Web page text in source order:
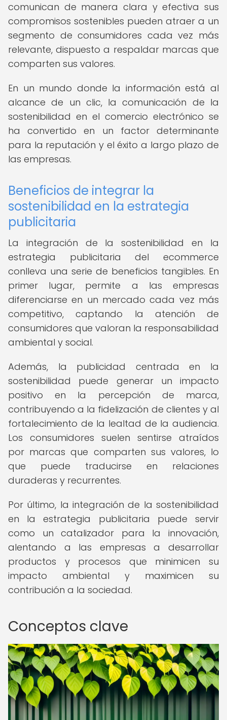
comunican de manera clara y efectiva sus
compromisos sostenibles pueden atraer a un
segmento de consumidores cada vez más
relevante, dispuesto a respaldar marcas que
comparten sus valores.
En un mundo donde la información está al
alcance de un clic, la comunicación de la
sostenibilidad en el comercio electrónico se
ha convertido en un factor determinante
para la reputación y el éxito a largo plazo de
las empresas.
Beneficios de integrar la
sostenibilidad en la estrategia
publicitaria
La integración de la sostenibilidad en la
estrategia publicitaria del ecommerce
conlleva una serie de beneficios tangibles. En
primer lugar, permite a las empresas
diferenciarse en un mercado cada vez más
competitivo, captando la atención de
consumidores que valoran la responsabilidad
ambiental y social.
Además, la publicidad centrada en la
sostenibilidad puede generar un impacto
positivo en la percepción de marca,
contribuyendo a la fidelización de clientes y al
fortalecimiento de la lealtad de la audiencia.
Los consumidores suelen sentirse atraídos
por marcas que comparten sus valores, lo
que puede traducirse en relaciones
duraderas y recurrentes.
Por último, la integración de la sostenibilidad
en la estrategia publicitaria puede servir
como un catalizador para la innovación,
alentando a las empresas a desarrollar
productos y procesos que minimicen su
impacto ambiental y maximicen su
contribución a la sociedad.
Conceptos clave